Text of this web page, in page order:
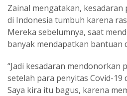
Zainal mengatakan,
di Indonesia tumbuh karena
Mereka sebelumnya, saat
banyak mendapatkan bantuan
“Jadi kesadaran mendonorkan
setelah para penyitas Covid-19
Saya kira itu bagus, karena